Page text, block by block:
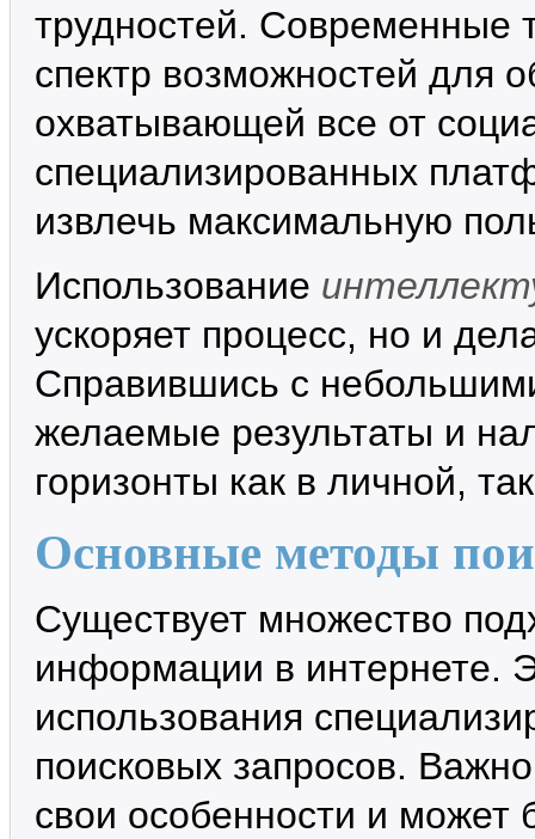
трудностей. Современные
спектр возможностей для
охватывающей все от
специализированных
извлечь максимальную
Использование
ускоряет процесс, но и
Справившись с
желаемые результаты и
горизонты как в личной,
Основные методы
Существует множество
информации в интернете.
использования
поисковых запросов.
свои особенности и